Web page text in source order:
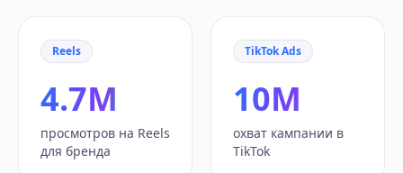
Reels
4.7M
просмотров на Reels
для бренда
TikTok Ads
10M
охват кампании в
TikTok